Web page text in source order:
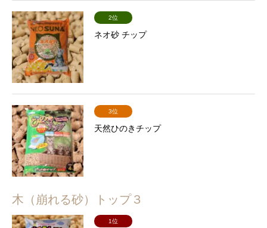
2位
ネオ砂 チップ
3位
天然ひのきチップ
木（崩れる砂）トップ３
1位